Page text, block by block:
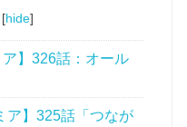
[hide]
】326話：オール
ア】325話「つなが